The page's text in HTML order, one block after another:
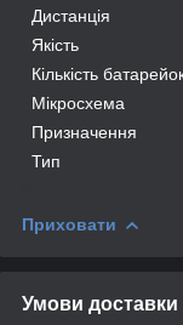
Дистанція
Якість
Кількість
Мікросхема
Призначення
Тип
Приховати
Умови доставки